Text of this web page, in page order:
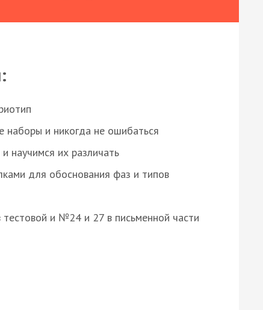
наборы и никогда не ошибаться
научимся их различать
для обоснования фаз и типов
и №24 и 27 в письменной части